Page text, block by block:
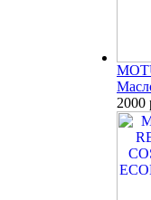
2000